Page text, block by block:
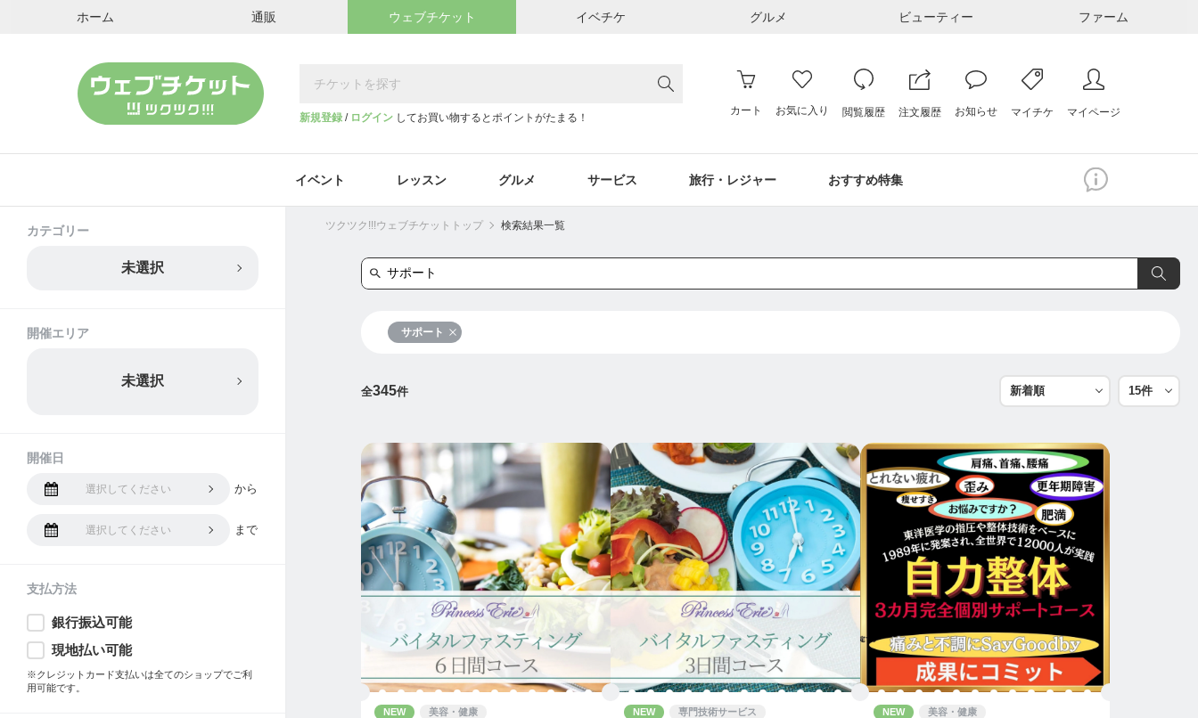
ホーム 通販 ウェブチケット イベチケ グルメ ビューティー ファーム
新規登録 / ログイン してお買い物するとポイントがたまる！
カート お気に入り 閲覧履歴 注文履歴 お知らせ マイチケ マイページ
イベント レッスン グルメ サービス 旅行・レジャー おすすめ特集
ツクツク!!!ウェブチケットトップ 検索結果一覧
サポート
全345件
NEW 美容・健康 NEW 専門技術サービス NEW 美容・健康
カテゴリー
未選択
開催エリア
未選択
開催日
選択してください から
選択してください まで
支払方法
銀行振込可能
現地払い可能
※クレジットカード支払いは全てのショップでご利
用可能です。